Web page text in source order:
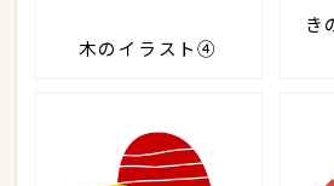
木のイラスト④
き